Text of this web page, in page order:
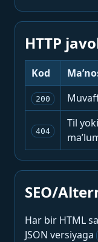
HTTP
Kod
200
404
Til
SEO/
Har bir HTML
JSON versiyaga